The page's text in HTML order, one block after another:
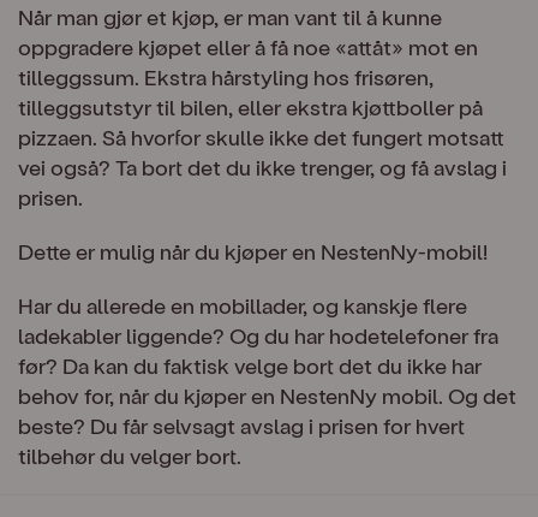
Når man gjør et kjøp, er man vant til å kunne
oppgradere kjøpet eller å få noe «attåt» mot en
tilleggssum. Ekstra hårstyling hos frisøren,
tilleggsutstyr til bilen, eller ekstra kjøttboller på
pizzaen. Så hvorfor skulle ikke det fungert motsatt
vei også? Ta bort det du ikke trenger, og få avslag i
prisen.
Dette er mulig når du kjøper en NestenNy-mobil!
Har du allerede en mobillader, og kanskje flere
ladekabler liggende? Og du har hodetelefoner fra
før? Da kan du faktisk velge bort det du ikke har
behov for, når du kjøper en NestenNy mobil. Og det
beste? Du får selvsagt avslag i prisen for hvert
tilbehør du velger bort.